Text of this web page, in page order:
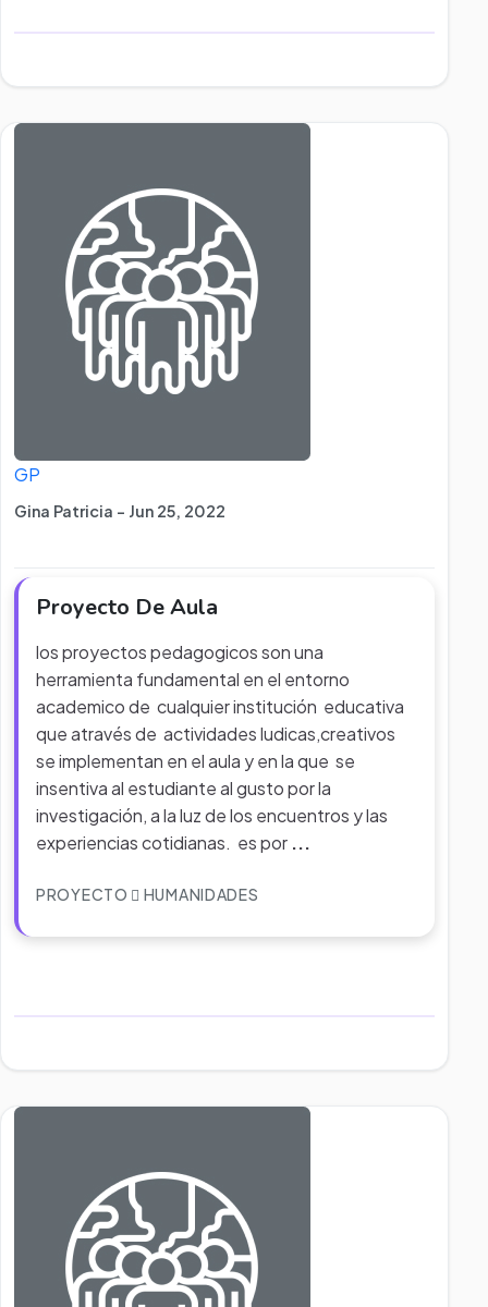
GP
Gina Patricia - Jun 25, 2022
Proyecto De Aula
los proyectos pedagogicos son una
herramienta fundamental en el entorno
academico de cualquier institución educativa
que através de actividades ludicas,creativos
se implementan en el aula y en la que se
insentiva al estudiante al gusto por la
investigación, a la luz de los encuentros y las
experiencias cotidianas. es por ...
PROYECTO HUMANIDADES